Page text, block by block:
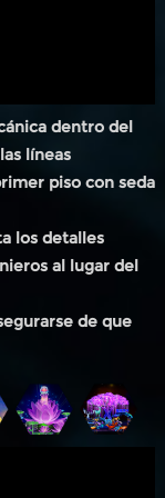
dentro del
líneas
piso con seda
los detalles
al lugar del
de que